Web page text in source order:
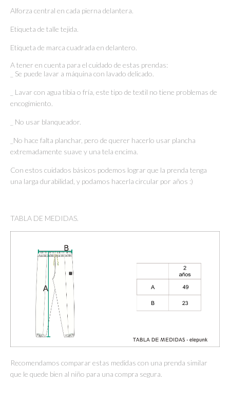
Alforza central en cada pierna delantera.
Etiqueta de talle tejida.
Etiqueta de marca cuadrada en delantero.
A tener en cuenta para el cuidado de estas prendas:
_ Se puede lavar a máquina con lavado delicado.
_ Lavar con agua tibia o fría, este tipo de textil no tiene problemas de
encogimiento.
_ No usar blanqueador.
_No hace falta planchar, pero de querer hacerlo usar plancha
extremadamente suave y una tela encima.
Con estos cuidados básicos podemos lograr que la prenda tenga
una larga durabilidad, y podamos hacerla circular por años :)
TABLA DE MEDIDAS.
Recomendamos comparar estas medidas con una prenda similar
que le quede bien al niño para una compra segura.